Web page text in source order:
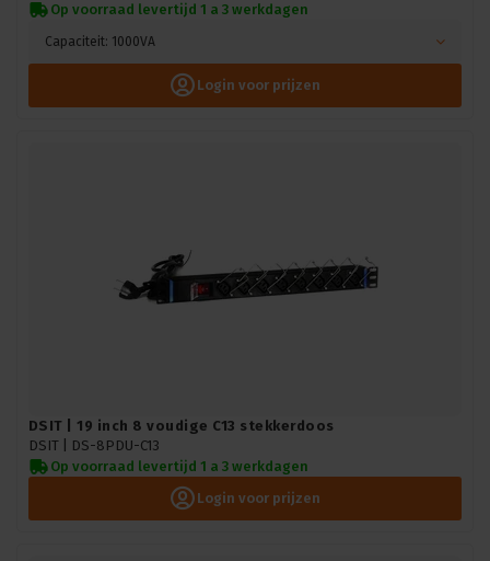
Op voorraad levertijd 1 a 3 werkdagen
Capaciteit: 1000VA
Login voor prijzen
DSIT | 19 inch 8 voudige C13 stekkerdoos
DSIT |
DS-8PDU-C13
Op voorraad levertijd 1 a 3 werkdagen
Login voor prijzen